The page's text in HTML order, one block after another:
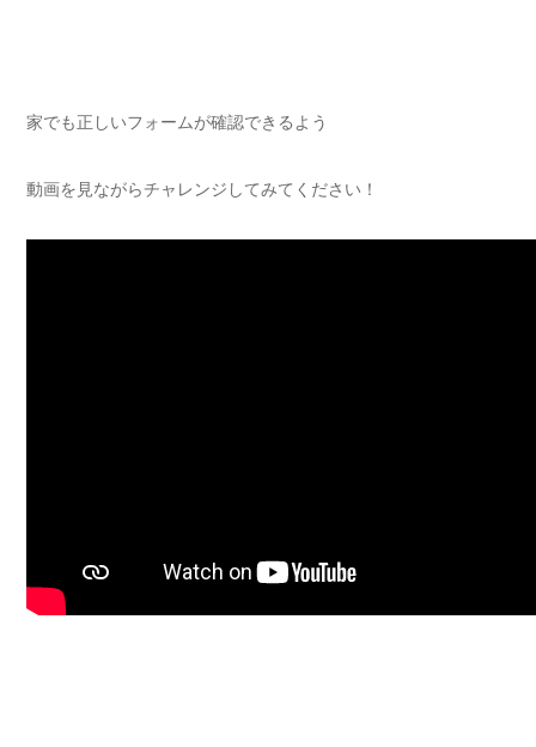
家でも正しいフォームが確認できるよう
動画を見ながらチャレンジしてみてください！